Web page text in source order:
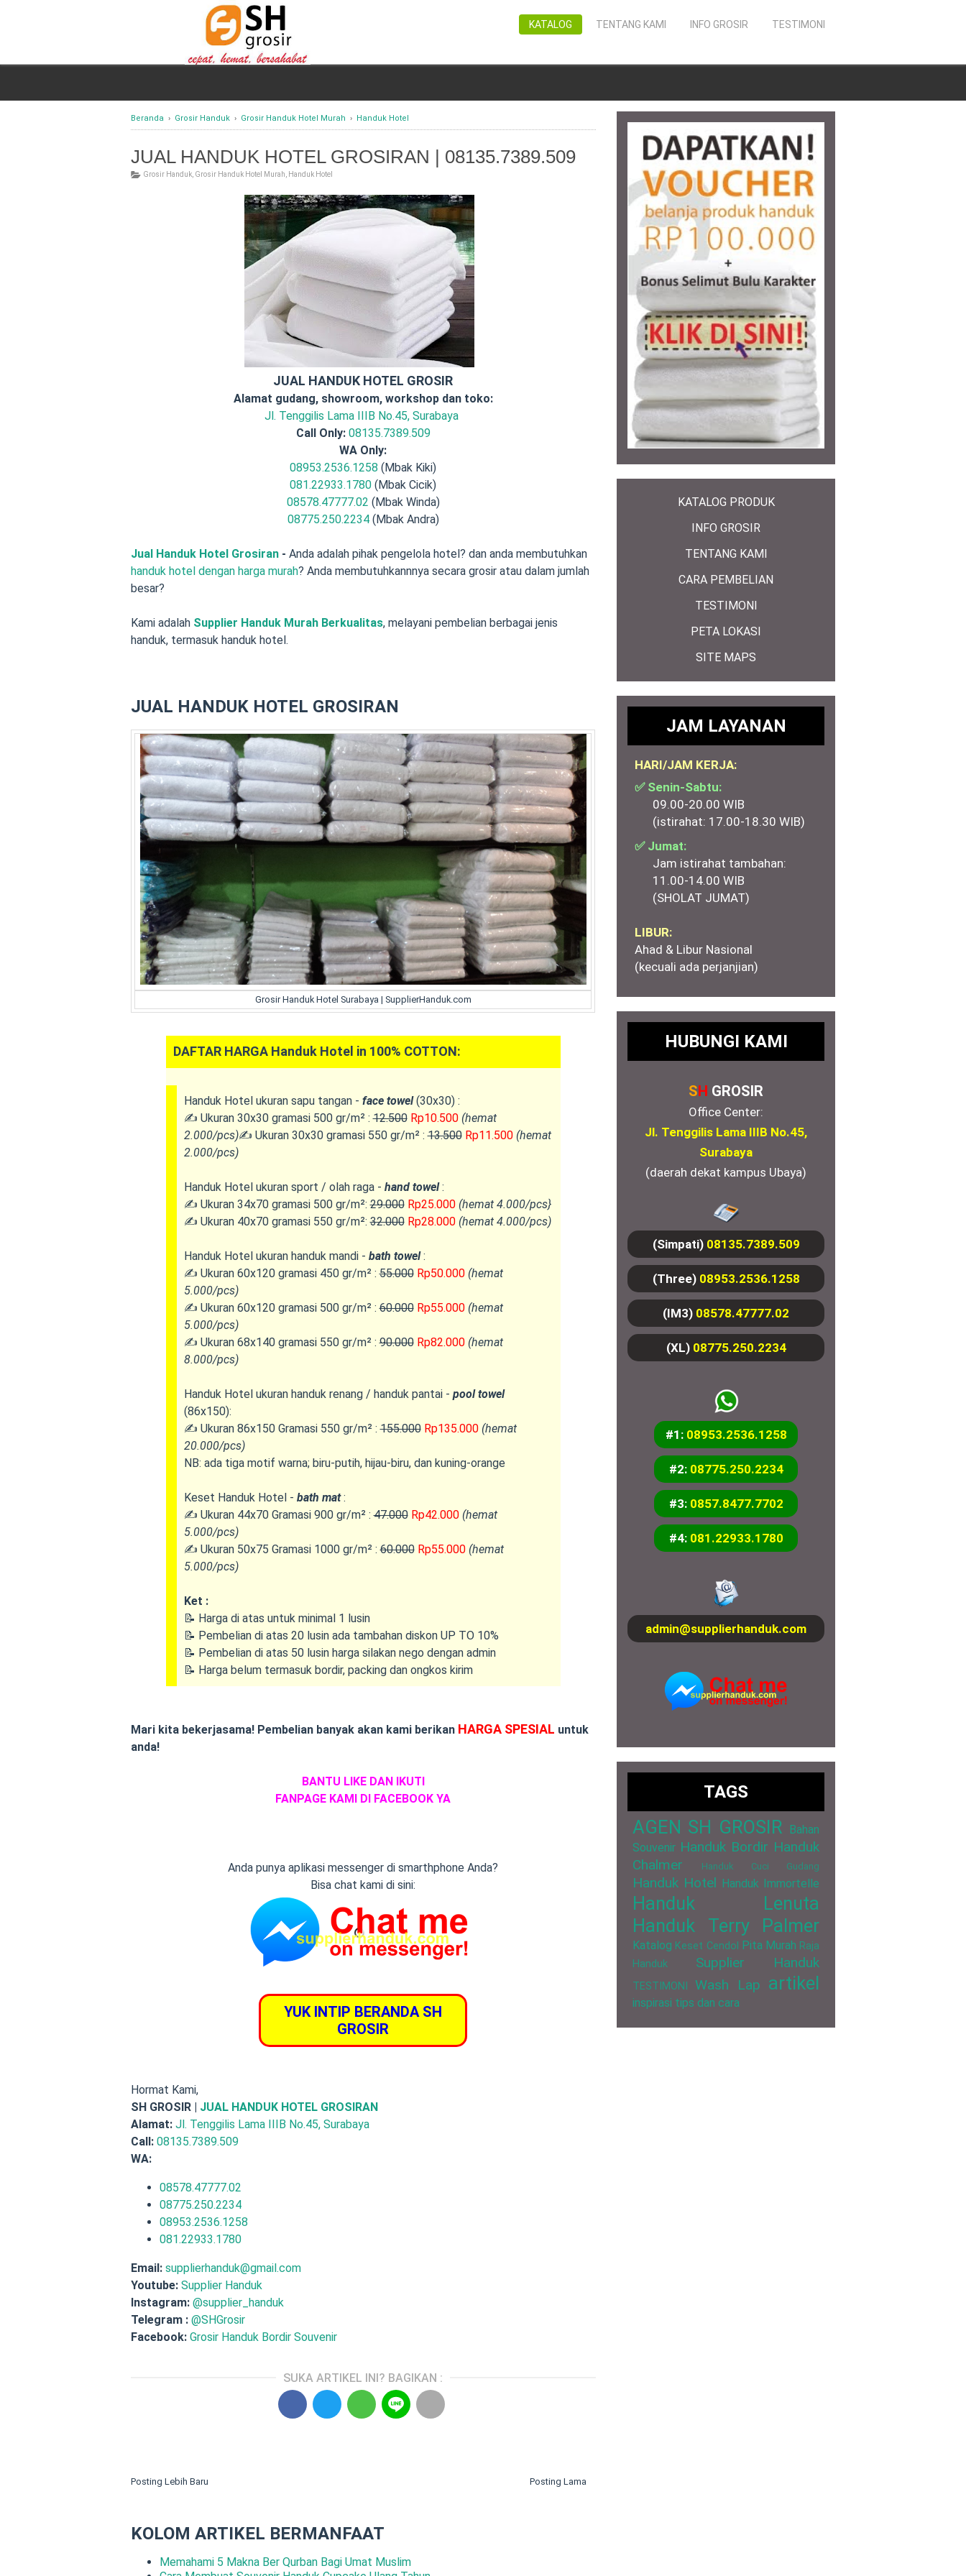
TESTIMONI
INFO GROSIR
TENTANG KAMI
KATALOG
Beranda › Grosir Handuk › Grosir Handuk Hotel Murah › Handuk Hotel
JUAL HANDUK HOTEL GROSIRAN | 08135.7389.509
Grosir Handuk Grosir Handuk Hotel Murah Handuk Hotel
JUAL HANDUK HOTEL GROSIR
Alamat gudang, showroom, workshop dan toko:
Jl. Tenggilis Lama IIIB No.45, Surabaya
Call Only: 08135.7389.509
WA Only:
08953.2536.1258 (Mbak Kiki)
081.22933.1780 (Mbak Cicik)
08578.47777.02 (Mbak Winda)
08775.250.2234(Mbak Andra)
Jual Handuk Hotel Grosiran - Anda adalah pihak pengelola hotel? dan anda membutuhkan
handuk hotel dengan harga murah? Anda membutuhkannnya secara grosir atau dalam jumlah
besar?
Kami adalah Supplier Handuk Murah Berkualitas, melayani pembelian berbagai jenis
handuk, termasuk handuk hotel.
JUAL HANDUK HOTEL GROSIRAN
Grosir Handuk Hotel Surabaya | SupplierHanduk.com
DAFTAR HARGA Handuk Hotel in 100% COTTON:
Handuk Hotel ukuran sapu tangan - face towel(30x30) :
✍️ Ukuran 30x30 gramasi 500 gr/m² :12.500 Rp10.500 (hemat
2.000/pcs)✍️ Ukuran 30x30 gramasi 550 gr/m² :13.500 Rp11.500 (hemat
2.000/pcs)
Handuk Hotel ukuran sport / olah raga - hand towel:
✍️ Ukuran 34x70 gramasi 500 gr/m²:29.000 Rp25.000 (hemat 4.000/pcs}
✍️ Ukuran 40x70 gramasi 550 gr/m²:32.000 Rp28.000 (hemat 4.000/pcs)
Handuk Hotel ukuran handuk mandi - bath towel:
✍️ Ukuran 60x120 gramasi 450 gr/m² :55.000 Rp50.000 (hemat
5.000/pcs)
✍️ Ukuran 60x120 gramasi 500 gr/m² :60.000 Rp55.000 (hemat
5.000/pcs)
✍️ Ukuran 68x140 gramasi 550 gr/m² :90.000 Rp82.000 (hemat
8.000/pcs)
Handuk Hotel ukuran handuk renang / handuk pantai - pool towel
(86x150):
✍️ Ukuran 86x150 Gramasi 550 gr/m² :155.000 Rp135.000 (hemat
20.000/pcs)
NB: ada tiga motif warna; biru-putih, hijau-biru, dan kuning-orange
Keset Handuk Hotel - bath mat:
✍️ Ukuran 44x70 Gramasi 900 gr/m² :47.000 Rp42.000 (hemat
5.000/pcs)
✍️ Ukuran 50x75 Gramasi 1000 gr/m² :60.000 Rp55.000 (hemat
5.000/pcs)
Ket :
📝 Harga di atas untuk minimal 1 lusin
📝 Pembelian di atas 20 lusin ada tambahan diskon UP TO 10%
📝 Pembelian di atas 50 lusin harga silakan nego dengan admin
📝 Harga belum termasuk bordir, packing dan ongkos kirim
Mari kita bekerjasama! Pembelian banyak akan kami berikan HARGA SPESIAL untuk
anda!
BANTU LIKE DAN IKUTI
FANPAGE KAMI DI FACEBOOK YA
Anda punya aplikasi messenger di smarthphone Anda?
Bisa chat kami di sini:
YUK INTIP BERANDA SH
GROSIR
Hormat Kami,
SH GROSIR | JUAL HANDUK HOTEL GROSIRAN
Alamat: Jl. Tenggilis Lama IIIB No.45, Surabaya
Call: 08135.7389.509
WA:
08578.47777.02
08775.250.2234
08953.2536.1258
081.22933.1780
Email: supplierhanduk@gmail.com
Youtube: Supplier Handuk
Instagram: @supplier_handuk
Telegram : @SHGrosir
Facebook: Grosir Handuk Bordir Souvenir
SUKA ARTIKEL INI? BAGIKAN :
Posting Lebih Baru Posting Lama
KOLOM ARTIKEL BERMANFAAT
Memahami 5 Makna Ber Qurban Bagi Umat Muslim
KATALOG PRODUK
INFO GROSIR
TENTANG KAMI
CARA PEMBELIAN
TESTIMONI
PETA LOKASI
SITE MAPS
JAM LAYANAN
HARI/JAM KERJA:
✅ Senin-Sabtu:
09.00-20.00 WIB
(istirahat: 17.00-18.30 WIB)
✅ Jumat:
Jam istirahat tambahan:
11.00-14.00 WIB
(SHOLAT JUMAT)
LIBUR:
Ahad & Libur Nasional
(kecuali ada perjanjian)
HUBUNGI KAMI
SH GROSIR
Office Center:
Jl. Tenggilis Lama IIIB No.45,
Surabaya
(daerah dekat kampus Ubaya)
(Simpati) 08135.7389.509
(Three) 08953.2536.1258
(IM3) 08578.47777.02
(XL) 08775.250.2234
#1: 08953.2536.1258
#2: 08775.250.2234
#3: 0857.8477.7702
#4: 081.22933.1780
admin@supplierhanduk.com
TAGS
AGEN SH GROSIR Bahan
Souvenir Handuk Bordir Handuk
Chalmer
Handuk Cuci Gudang
Handuk Hotel Handuk Immortelle
Handuk Lenuta
Handuk Terry Palmer
Katalog Keset Cendol Pita Murah Raja
Handuk
Supplier Handuk
TESTIMONI Wash Lap artikel
inspirasi tips dan cara